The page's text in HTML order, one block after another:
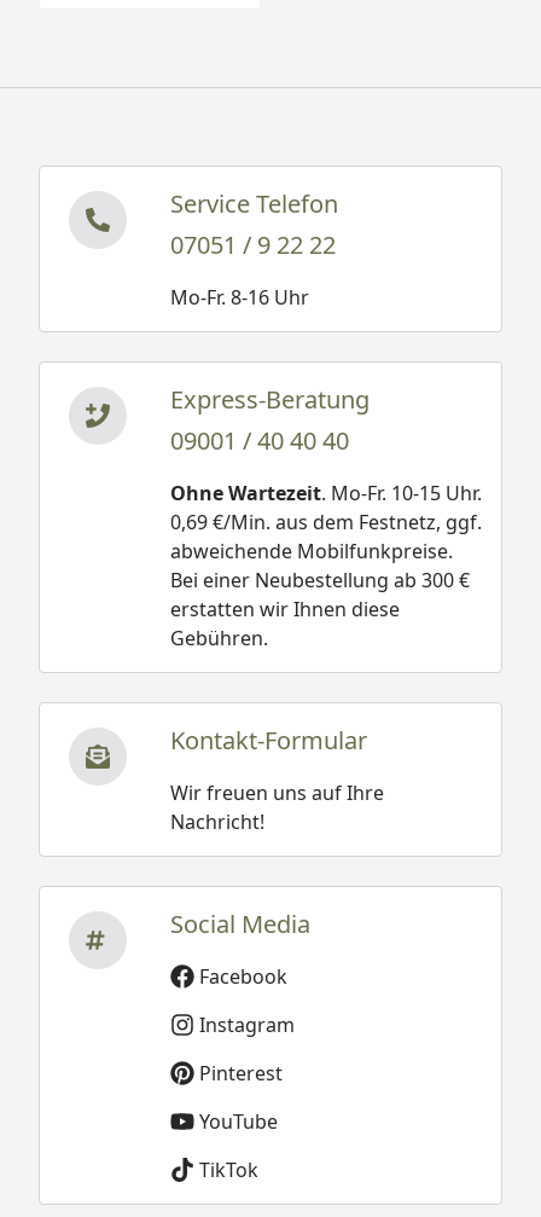
Service Telefon
07051 / 9 22 22
Mo-Fr. 8-16 Uhr
Express-Beratung
09001 / 40 40 40
Ohne Wartezeit. Mo-Fr. 10-15 Uhr.
0,69 €/Min. aus dem Festnetz, ggf.
abweichende Mobilfunkpreise.
Bei einer Neubestellung ab 300 €
erstatten wir Ihnen diese
Gebühren.
Kontakt-Formular
Wir freuen uns auf Ihre
Nachricht!
Social Media
Facebook
Instagram
Pinterest
YouTube
TikTok